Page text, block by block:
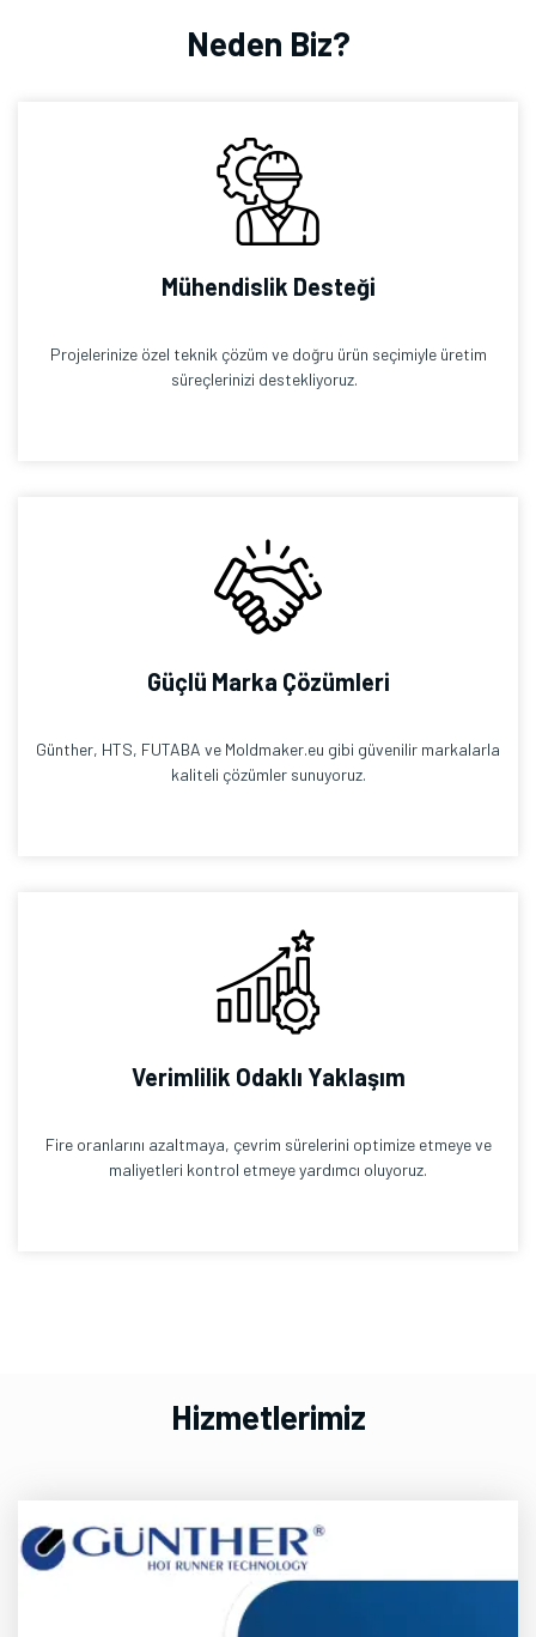
Neden Biz?
Mühendislik Desteği
Projelerinize özel teknik çözüm ve doğru ürün seçimiyle üretim
süreçlerinizi destekliyoruz.
Güçlü Marka Çözümleri
Günther, HTS, FUTABA ve Moldmaker.eu gibi güvenilir markalarla
kaliteli çözümler sunuyoruz.
Verimlilik Odaklı Yaklaşım
Fire oranlarını azaltmaya, çevrim sürelerini optimize etmeye ve
maliyetleri kontrol etmeye yardımcı oluyoruz.
Hizmetlerimiz